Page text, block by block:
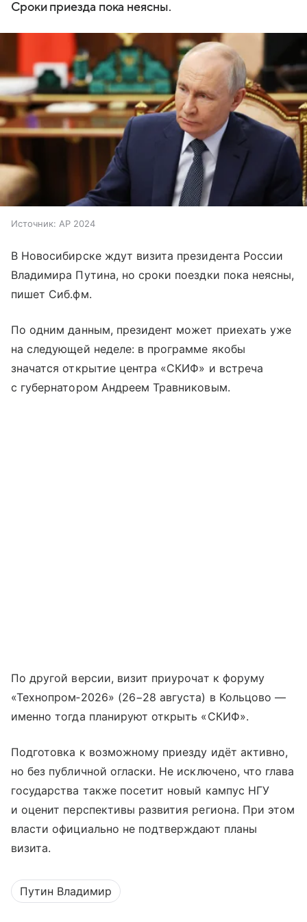
Сроки приезда пока неясны.
Источник: AP 2024
В Новосибирске ждут визита президента России
Владимира Путина, но сроки поездки пока неясны,
пишет Сиб.фм.
По одним данным, президент может приехать уже
на следующей неделе: в программе якобы
значатся открытие центра «СКИФ» и встреча
с губернатором Андреем Травниковым.
По другой версии, визит приурочат к форуму
«Технопром‑2026» (26−28 августа) в Кольцово —
именно тогда планируют открыть «СКИФ».
Подготовка к возможному приезду идёт активно,
но без публичной огласки. Не исключено, что глава
государства также посетит новый кампус НГУ
и оценит перспективы развития региона. При этом
власти официально не подтверждают планы
визита.
Путин Владимир